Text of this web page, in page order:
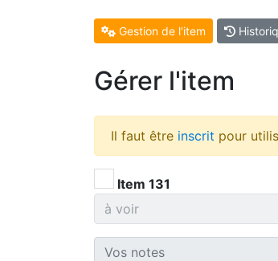
Gestion de l'item
Gérer l'item
Il faut être inscrit pour
Item 131